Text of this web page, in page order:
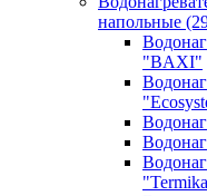
напольные
"BAXI"